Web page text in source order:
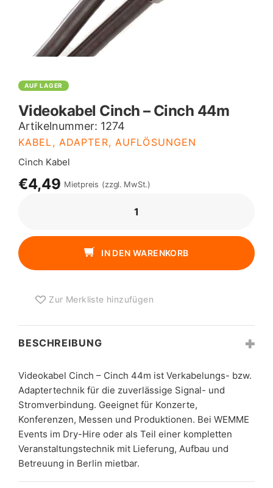
AUF LAGER
Videokabel Cinch – Cinch 44m
Artikelnummer: 1274
KABEL, ADAPTER, AUFLÖSUNGEN
Cinch Kabel
€4,49 Mietpreis (zzgl. MwSt.)
CINCH
44M
IN DEN WARENKORB
Zur Merkliste hinzufügen
BESCHREIBUNG
Videokabel Cinch – Cinch 44m ist Verkabelungs- bzw.
Adaptertechnik für die zuverlässige Signal- und
Stromverbindung. Geeignet für Konzerte,
Konferenzen, Messen und Produktionen. Bei WEMME
Events im Dry-Hire oder als Teil einer kompletten
Veranstaltungstechnik mit Lieferung, Aufbau und
Betreuung in Berlin mietbar.